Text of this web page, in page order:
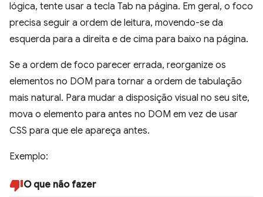
lógica, tente usar a tecla Tab na página. Em geral, o foco
precisa seguir a ordem de leitura, movendo-se da
esquerda para a direita e de cima para baixo na página.
Se a ordem de foco parecer errada, reorganize os
elementos no DOM para tornar a ordem de tabulação
mais natural. Para mudar a disposição visual no seu site,
mova o elemento para antes no DOM em vez de usar
CSS para que ele apareça antes.
Exemplo:
O que não fazer